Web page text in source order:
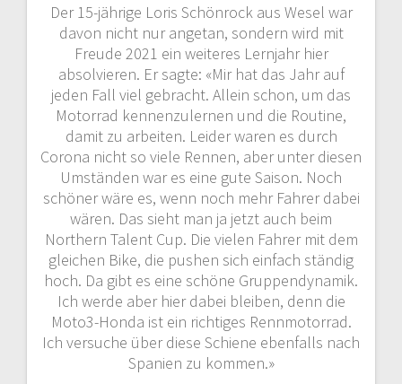
Der 15-jährige Loris Schönrock aus Wesel war
davon nicht nur angetan, sondern wird mit
Freude 2021 ein weiteres Lernjahr hier
absolvieren. Er sagte: «Mir hat das Jahr auf
jeden Fall viel gebracht. Allein schon, um das
Motorrad kennenzulernen und die Routine,
damit zu arbeiten. Leider waren es durch
Corona nicht so viele Rennen, aber unter diesen
Umständen war es eine gute Saison. Noch
schöner wäre es, wenn noch mehr Fahrer dabei
wären. Das sieht man ja jetzt auch beim
Northern Talent Cup. Die vielen Fahrer mit dem
gleichen Bike, die pushen sich einfach ständig
hoch. Da gibt es eine schöne Gruppendynamik.
Ich werde aber hier dabei bleiben, denn die
Moto3-Honda ist ein richtiges Rennmotorrad.
Ich versuche über diese Schiene ebenfalls nach
Spanien zu kommen.»